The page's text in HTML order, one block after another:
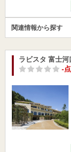
関連情報から探す
ラビスタ 富士河
-点